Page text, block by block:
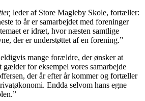
leder af Store Magleby Skole, fortæller:
to år er samarbejdet med foreninger
er idræt, hvor næsten samtlige
der er understøttet af en forening.”
mange forældre, der ønsker at
for eksempel vores samarbejde
der år efter år kommer og fortæller
Endda selvom hans egne